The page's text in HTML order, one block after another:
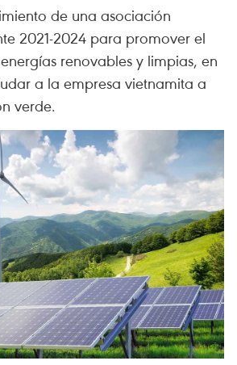
de una asociación
2021-2024 para promover el
renovables y limpias, en
a la empresa vietnamita a
verde.